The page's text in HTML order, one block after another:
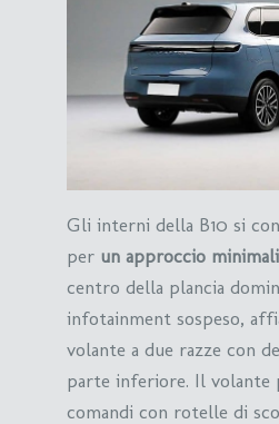
Gli interni della B10 si
per un approccio
centro della plancia
infotainment sospeso,
volante a due razze con
parte inferiore. Il volante
comandi con rotelle di